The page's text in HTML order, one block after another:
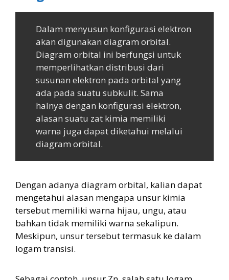
Dalam menyusun konfigurasi elektron
akan digunakan diagram orbital.
Diagram orbital ini berfungsi untuk
memperlihatkan distribusi dari
susunan elektron pada orbital yang
ada pada suatu subkulit. Sama
halnya dengan konfigurasi elektron,
alasan suatu zat kimia memiliki
warna juga dapat diketahui melalui
diagram orbital.
Dengan adanya diagram orbital, kalian dapat
mengetahui alasan mengapa unsur kimia
tersebut memiliki warna hijau, ungu, atau
bahkan tidak memiliki warna sekalipun.
Meskipun, unsur tersebut termasuk ke dalam
logam transisi.